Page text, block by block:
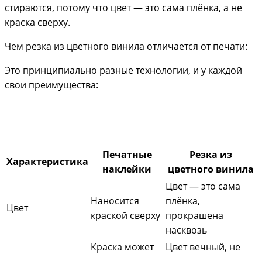
стираются, потому что цвет — это сама плёнка, а не
краска сверху.
Чем резка из цветного винила отличается от печати:
Это принципиально разные технологии, и у каждой
свои преимущества:
Характеристика
Печатные
наклейки
Резка из
цветного винила
Цвет
Наносится
краской сверху
Цвет — это сама
плёнка,
прокрашена
насквозь
Краска может
Цвет вечный, не